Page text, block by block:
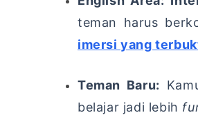
teman harus
imersi yang
Teman Baru:
belajar jadi lebih